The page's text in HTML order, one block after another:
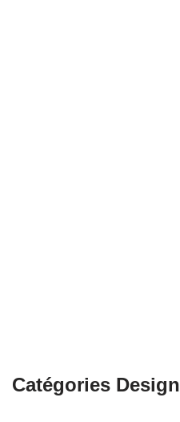
Catégories Design